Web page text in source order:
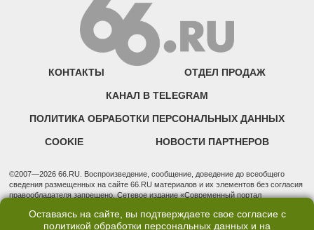
КОНТАКТЫ ОТДЕЛ ПРОДАЖ
КАНАЛ В TELEGRAM
ПОЛИТИКА ОБРАБОТКИ ПЕРСОНАЛЬНЫХ ДАННЫХ
COOKIE НОВОСТИ ПАРТНЕРОВ
©2007—2026 66.RU. Воспроизведение, сообщение, доведение до всеобщего
сведения размещенных на сайте 66.RU материалов и их элементов без согласия
правообладателя запрещено. Сетевое издание «Современный портал
надзору в сфере связи, информационных технологий и массовых коммуникаций
(Роскомнадзор). Регистрационный номер ЭЛ № ФС 77 - 76634 от 02.09.2019
Оставаясь на сайте, вы подтверждаете свое согласие с
политикой обработки персональных данных и на